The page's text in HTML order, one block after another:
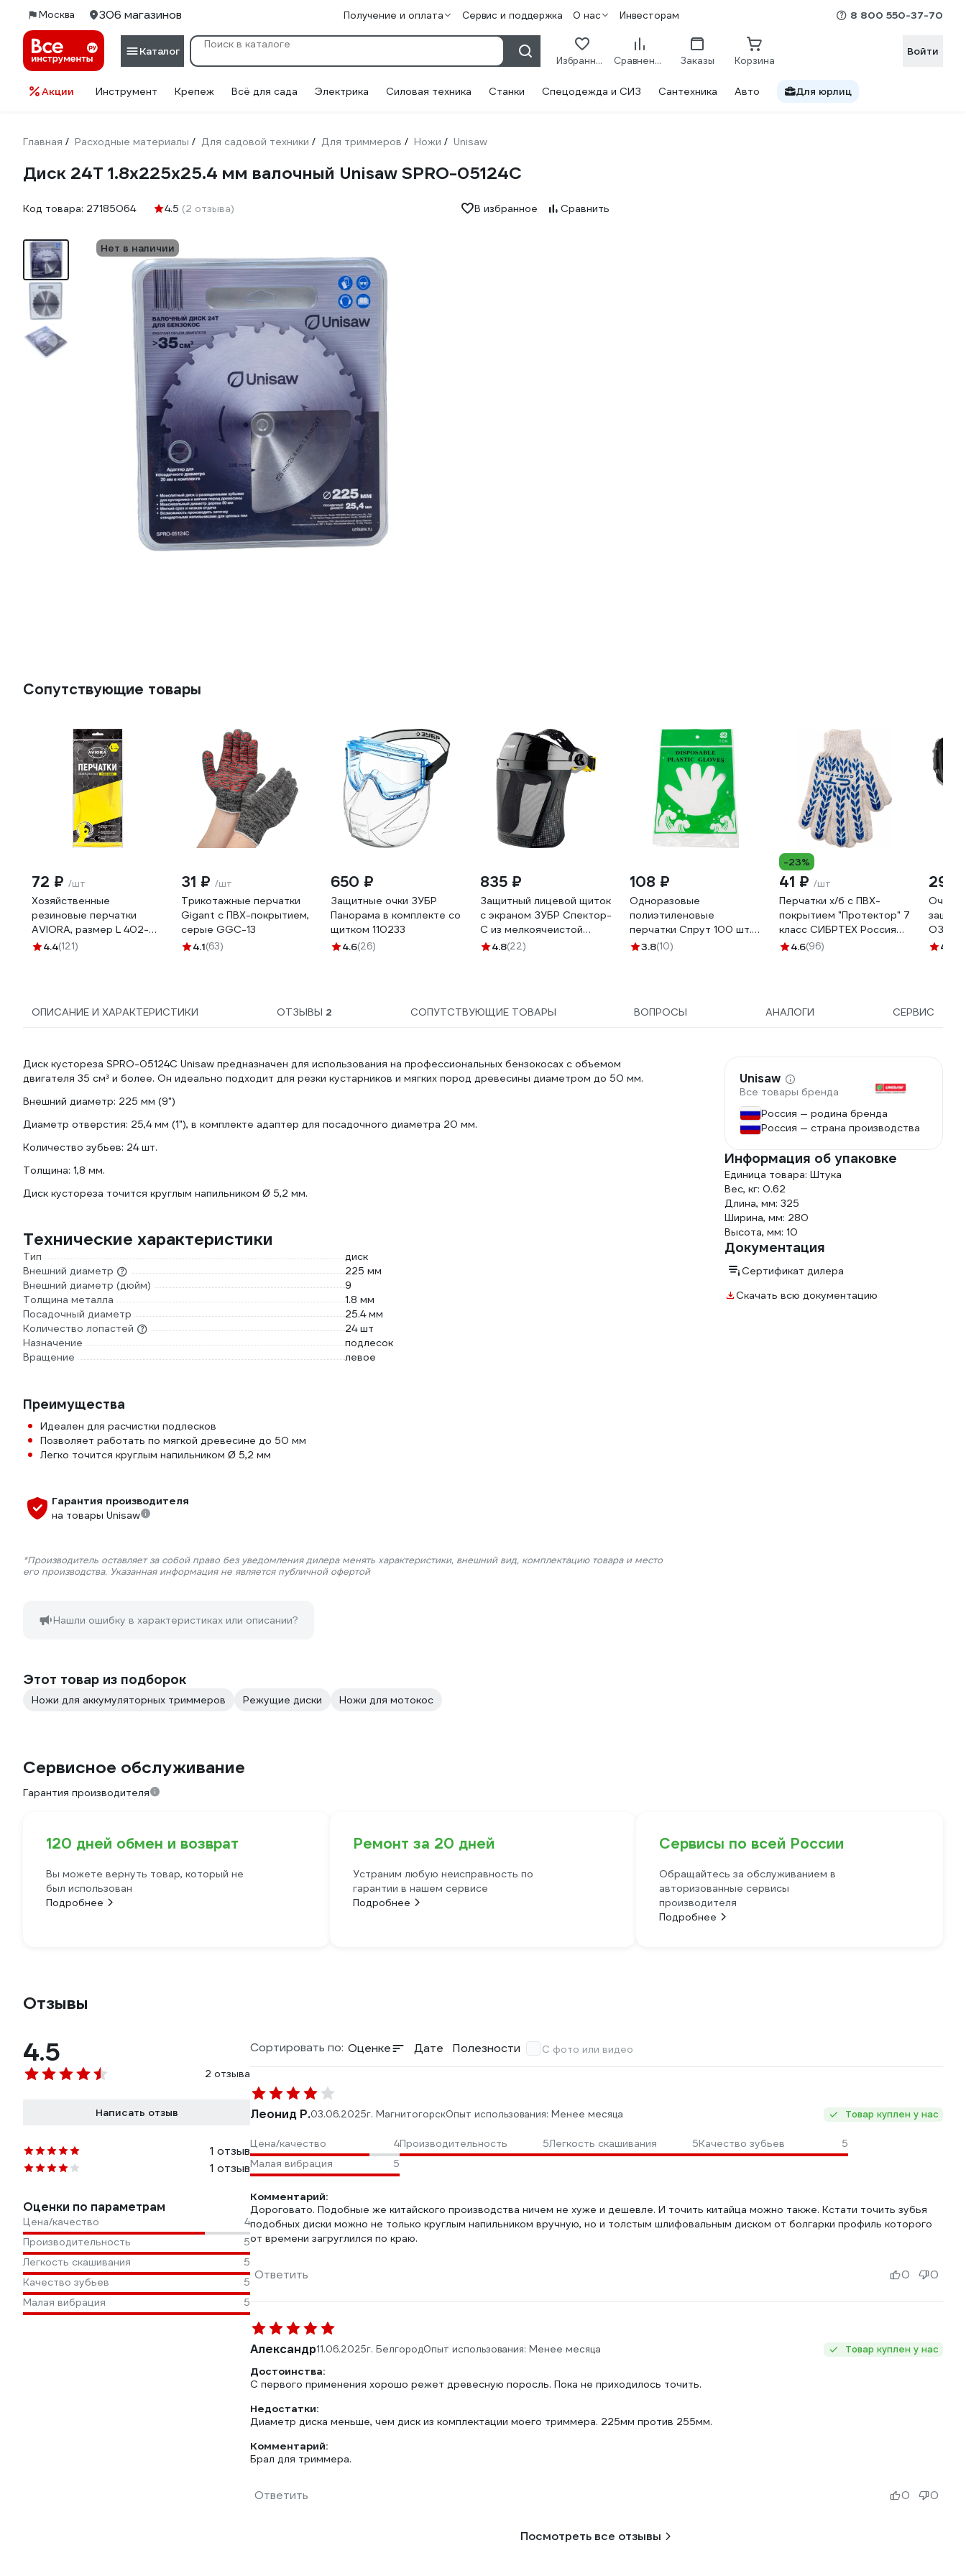
Москва 306 магазинов Получение и оплата Сервис и поддержка О нас Инвесторам 8 800 550-37-70
Каталог
Избранное Сравнение Заказы Корзина
Войти
Акции Инструмент Крепеж Всё для сада Электрика Силовая техника Станки Спецодежда и СИЗ Сантехника Авто Для юрлиц
Главная / Расходные материалы / Для садовой техники / Для триммеров / Ножи / Unisaw
Диск 24Т 1.8х225х25.4 мм валочный Unisaw SPRO-05124C
Код товара: 27185064 4.5 (2 отзыва) В избранное Сравнить
Нет в наличии
Сопутствующие товары
72 ₽ /шт
Хозяйственные
резиновые перчатки
AVIORA, размер L 402-
5684.4(121)
31 ₽ /шт
Трикотажные перчатки
Gigant с ПВХ-покрытием,
серые GGC-13
4.1(63)
650 ₽
Защитные очки ЗУБР
Панорама в комплекте со
щитком 110233
4.6(26)
835 ₽
Защитный лицевой щиток
с экраном ЗУБР Спектор-
С из мелкоячеистой
сетки, 190x339мм 110851
4.8(22)
108 ₽
Одноразовые
полиэтиленовые
перчатки Спрут 100 шт.
126001
3.8(10)
-23%
41 ₽ /шт
Перчатки х/б с ПВХ-
покрытием "Протектор" 7
класс СИБРТЕХ Россия
67704
4.6(96)
296
Очки
ОЗТП-
4.4
ОПИСАНИЕ И ХАРАКТЕРИСТИКИ ОТЗЫВЫ 2 СОПУТСТВУЮЩИЕ ТОВАРЫ ВОПРОСЫ АНАЛОГИ СЕРВИС
Диск кустореза SPRO-05124C Unisaw предназначен для использования на профессиональных бензокосах с объемом
двигателя 35 см³ и более. Он идеально подходит для резки кустарников и мягких пород древесины диаметром до 50 мм.
Внешний диаметр: 225 мм (9")
Диаметр отверстия: 25,4 мм (1"), в комплекте адаптер для посадочного диаметра 20 мм.
Количество зубьев: 24 шт.
Толщина: 1,8 мм.
Диск кустореза точится круглым напильником Ø 5,2 мм.
Технические характеристики
Тип
диск
Внешний диаметр
225 мм
Внешний диаметр (дюйм)
9
Толщина металла
1.8 мм
Посадочный диаметр
25.4 мм
Количество лопастей
24 шт
Назначение
подлесок
Вращение
левое
Преимущества
Идеален для расчистки подлесков
Позволяет работать по мягкой древесине до 50 мм
Легко точится круглым напильником Ø 5,2 мм
Гарантия производителя
на товары Unisaw
*Производитель оставляет за собой право без уведомления дилера менять характеристики, внешний вид, комплектацию товара и место
его производства. Указанная информация не является публичной офертой
Нашли ошибку в характеристиках или описании?
Unisaw
Все товары бренда
Россия — родина бренда
Россия — страна производства
Информация об упаковке
Единица товара: Штука
Вес, кг: 0.62
Длина, мм: 325
Ширина, мм: 280
Высота, мм: 10
Документация
Сертификат дилера
Скачать всю документацию
Этот товар из подборок
Ножи для аккумуляторных триммеров Режущие диски Ножи для мотокос
Сервисное обслуживание
Гарантия производителя
120 дней обмен и возврат
Вы можете вернуть товар, который не
был использован
Подробнее
Ремонт за 20 дней
Устраним любую неисправность по
гарантии в нашем сервисе
Подробнее
Сервисы по всей России
Обращайтесь за обслуживанием в
авторизованные сервисы
производителя
Подробнее
Отзывы
4.5
2 отзыва
Написать отзыв
1 отзыв
1 отзыв
Оценки по параметрам
Цена/качество
4
Производительность
5
Легкость скашивания
5
Качество зубьев
5
Малая вибрация
5
Сортировать по: Оценке Дате Полезности С фото или видео
Леонид Р.03.06.2025г. МагнитогорскОпыт использования: Менее месяца Товар куплен у нас
Цена/качество 4Производительность 5Легкость скашивания 5Качество зубьев
5
Малая вибрация
5
Комментарий:
Дороговато. Подобные же китайского производства ничем не хуже и дешевле. И точить китайца можно также. Кстати точить зубья
подобных диски можно не только круглым напильником вручную, но и толстым шлифовальным диском от болгарки профиль которого
от времени загруглился по краю.
Ответить 0 0
Александр11.06.2025г. БелгородОпыт использования: Менее месяца Товар куплен у нас
Достоинства:
С первого применения хорошо режет древесную поросль. Пока не приходилось точить.
Недостатки:
Диаметр диска меньше, чем диск из комплектации моего триммера. 225мм против 255мм.
Комментарий:
Брал для триммера.
Ответить 0 0
Посмотреть все отзывы